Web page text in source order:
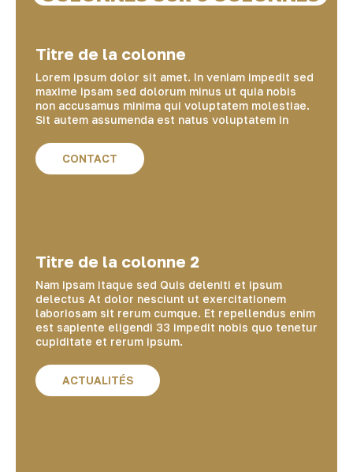
Titre de la colonne
Lorem ipsum dolor sit amet. In veniam impedit sed
maxime ipsam sed dolorum minus ut quia nobis
non accusamus minima qui voluptatem molestiae.
Sit autem assumenda est natus voluptatem in
CONTACT
Titre de la colonne 2
Nam ipsam itaque sed Quis deleniti et ipsum
delectus At dolor nesciunt ut exercitationem
laboriosam sit rerum cumque. Et repellendus enim
est sapiente eligendi 33 impedit nobis quo tenetur
cupiditate et rerum ipsum.
ACTUALITÉS